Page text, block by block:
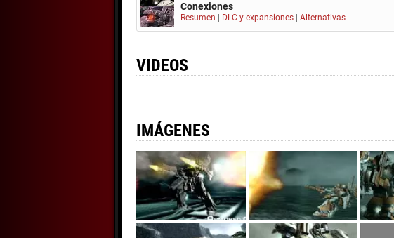
Conexiones
Resumen DLC y expansiones Alternativas
VIDEOS
IMÁGENES